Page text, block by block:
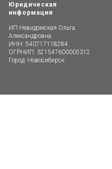
Юридическая
информация
ИП Невидомская Ольга
Александровна
ИНН: 540717118284
ОГРНИП: 321547600005312
Город: Новосибирск